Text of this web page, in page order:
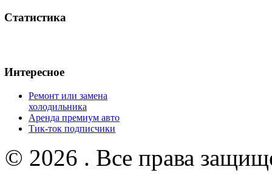
Статистика
Интересное
Ремонт или замена
холодильника
Аренда премиум авто
Тик-ток подписчики
© 2026 . Все права